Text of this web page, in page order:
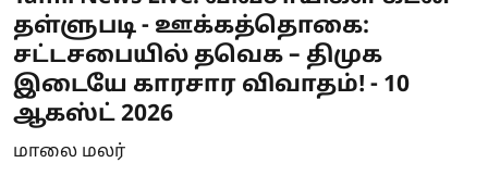
தள்ளுபடி - ஊக்கத்தொகை:
சட்டசபையில் தவெக – திமுக
இடையே காரசார விவாதம்! - 10
ஆகஸ்ட் 2026
மாலை மலர்